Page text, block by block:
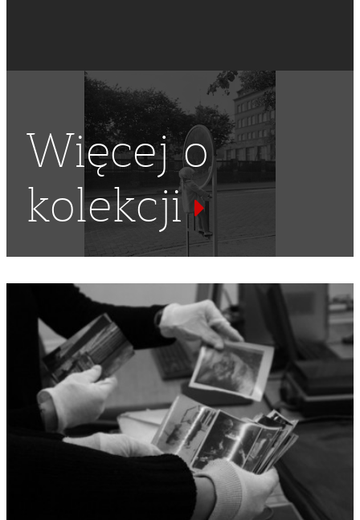
Więcej o
kolekcji